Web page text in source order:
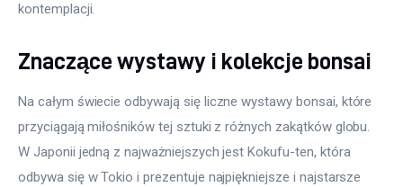
kontemplacji.
Znaczące wystawy i kolekcje bonsai
Na całym świecie odbywają się liczne wystawy bonsai, które
przyciągają miłośników tej sztuki z różnych zakątków globu.
W Japonii jedną z najważniejszych jest Kokufu-ten, która
odbywa się w Tokio i prezentuje najpiękniejsze i najstarsze